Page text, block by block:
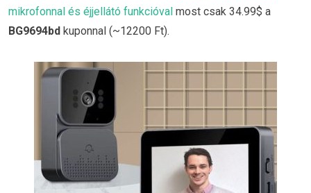
mikrofonnal és éjjellátó funkcióval most csak 34.99$ a
BG9694bd kuponnal (~12200 Ft).